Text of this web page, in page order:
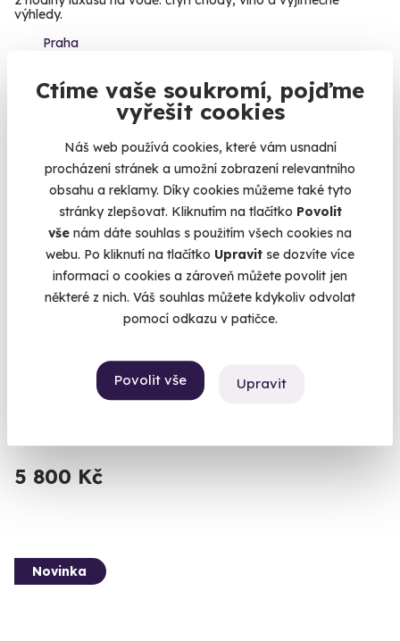
Ctíme vaše soukromí, pojďme
vyřešit cookies
Náš web používá cookies, které vám usnadní
procházení stránek a umožní zobrazení relevantního
obsahu a reklamy. Díky cookies můžeme také tyto
stránky zlepšovat. Kliknutím na tlačítko Povolit
vše nám dáte souhlas s použitím všech cookies na
webu. Po kliknutí na tlačítko Upravit se dozvíte více
informací o cookies a zároveň můžete povolit jen
některé z nich. Váš souhlas můžete kdykoliv odvolat
pomocí odkazu v patičce.
Povolit vše Upravit
výhledy.
Praha
5 980 Kč
Novinka
Noc na statku Stein s vířivkou a procházkou
Lamy, bublinky a klid. Kombinace, která funguje.
5 800 Kč
Novinka